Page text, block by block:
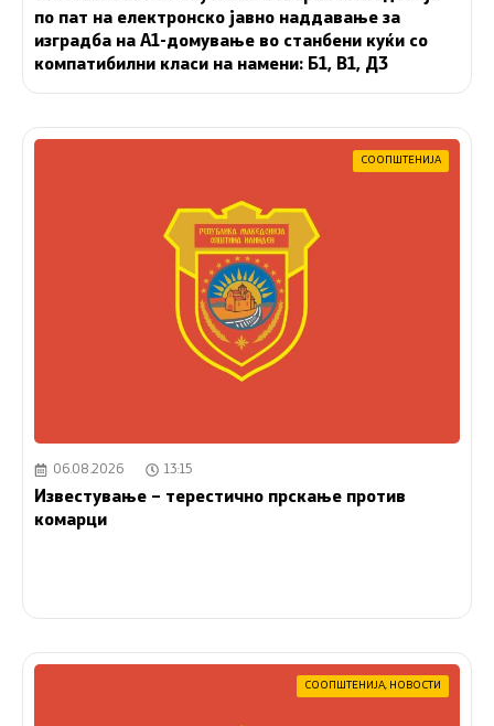
по пат на електронско јавно наддавање за
изградба на A1-домување во станбени куќи со
компатибилни класи на намени: Б1, В1, Д3
СООПШТЕНИЈА
06.08.2026 13:15
Известување – терестично прскање против
комарци
СООПШТЕНИЈА, НОВОСТИ